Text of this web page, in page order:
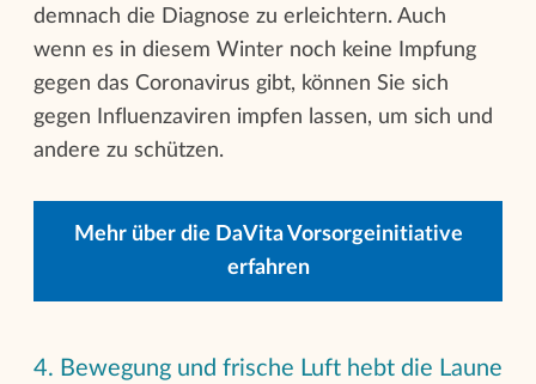
demnach die Diagnose zu erleichtern. Auch
wenn es in diesem Winter noch keine Impfung
gegen das Coronavirus gibt, können Sie sich
gegen Influenzaviren impfen lassen, um sich und
andere zu schützen.
Mehr über die DaVita Vorsorgeinitiative
erfahren
4. Bewegung und frische Luft hebt die Laune